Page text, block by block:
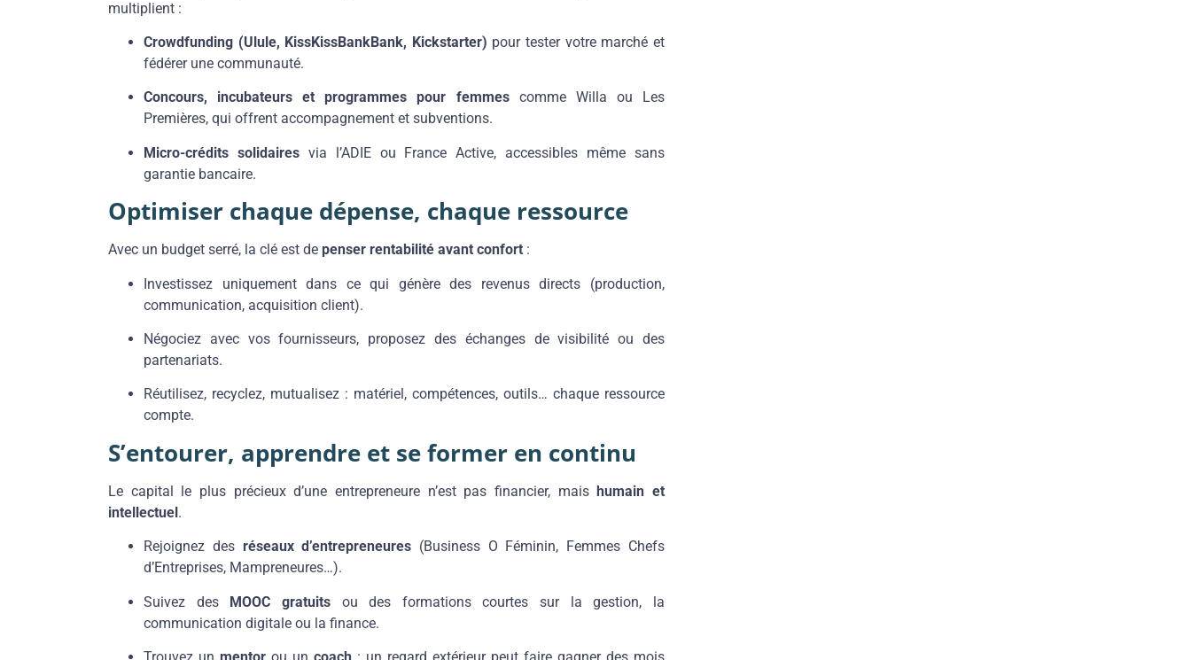
multiplient :
Crowdfunding (Ulule, KissKissBankBank, Kickstarter) pour tester votre marché et
fédérer une communauté.
Concours, incubateurs et programmes pour femmescomme Willa ou Les
Premières, qui offrent accompagnement et subventions.
Micro-crédits solidairesvia l’ADIE ou France Active, accessibles même sans
garantie bancaire.
Optimiser chaque dépense, chaque ressource
Avec un budget serré, la clé est de penser rentabilité avant confort :
Investissez uniquement dans ce qui génère des revenus directs (production,
communication, acquisition client).
Négociez avec vos fournisseurs, proposez des échanges de visibilité ou des
partenariats.
Réutilisez, recyclez, mutualisez : matériel, compétences, outils… chaque ressource
compte.
S’entourer, apprendre et se former en continu
Le capital le plus précieux d’une entrepreneure n’est pas financier, maishumain et
intellectuel.
Rejoignez des réseaux d’entrepreneures (Business O Féminin, Femmes Chefs
d’Entreprises, Mampreneures…).
Suivez des MOOC gratuitsou des formations courtes sur la gestion, la
communication digitale ou la finance.